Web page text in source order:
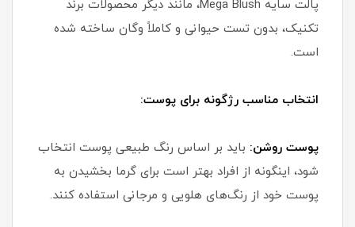
پالت سایه Mega Blush، مانند دیگر محصولات برند
تکنیک، بدون تست حیوانی و کاملاً وگان ساخته شده
است.
انتخاب مناسب رژگونه برای پوست:
پوست روشن: باید بر اساس رنگ طبیعی پوست انتخاب
شود، اینگونه از افراد بهتر است برای گرما بخشیدن به
پوست خود از رنگ‌های هلویی و مرجانی استفاده کنند.